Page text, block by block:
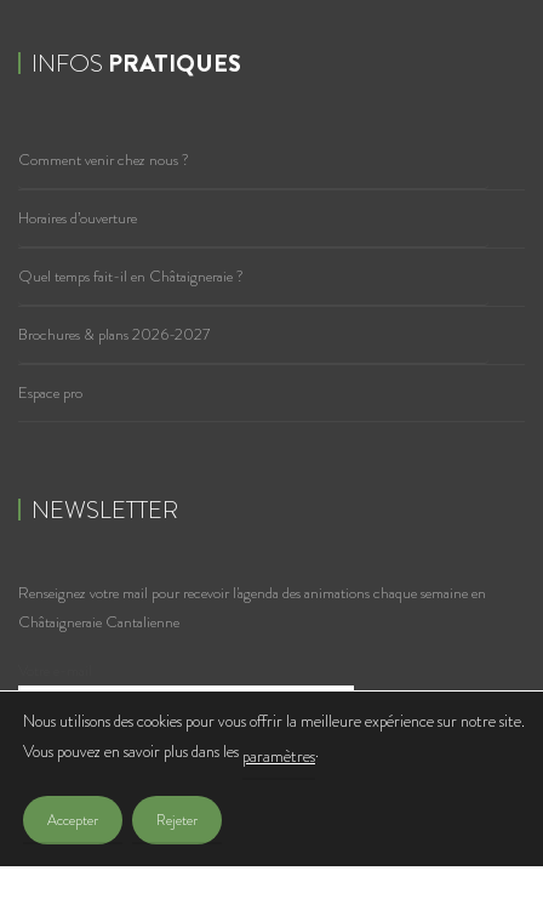
INFOS PRATIQUES
Comment venir chez nous ?
Horaires d’ouverture
Quel temps fait-il en Châtaigneraie ?
Brochures & plans 2026-2027
Espace pro
NEWSLETTER
Renseignez votre mail pour recevoir l'agenda des animations chaque semaine en
Châtaigneraie Cantalienne
J'accepte de recevoir les lettres d'infos de l'Office de Tourisme
Nous utilisons des cookies pour vous offrir la meilleure expérience sur notre site.
Vous pouvez en savoir plus dans les paramètres.
Accepter Rejeter